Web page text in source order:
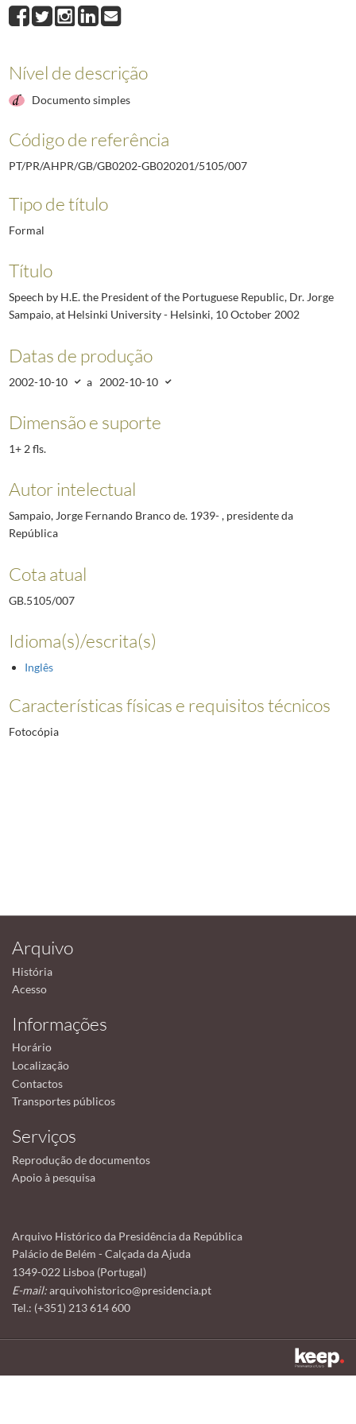
007
Speech by H.E. the President of the Portuguese Republic, Dr. Jorge
010 Visita de Sua Excelência o Presidente da República, Dr. Jorge
Nível de descrição
Documento simples
Código de referência
PT/PR/AHPR/GB/GB0202-GB020201/5105/007
Tipo de título
Formal
Título
Speech by H.E. the President of the Portuguese Republic, Dr. Jorge
Sampaio, at Helsinki University - Helsinki, 10 October 2002
Datas de produção
2002-10-10 a 2002-10-10
Dimensão e suporte
1+ 2 fls.
Autor intelectual
Sampaio, Jorge Fernando Branco de. 1939- , presidente da
República
Cota atual
GB.5105/007
Idioma(s)/escrita(s)
Inglês
Características físicas e requisitos técnicos
Fotocópia
Arquivo
História
Acesso
Informações
Horário
Localização
Contactos
Transportes públicos
Serviços
Reprodução de documentos
Apoio à pesquisa
Arquivo Histórico da Presidência da República
Palácio de Belém - Calçada da Ajuda
1349-022 Lisboa (Portugal)
E-mail:arquivohistorico@presidencia.pt
Tel.: (+351) 213 614 600